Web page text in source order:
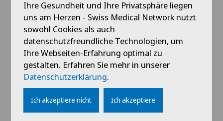
Hüftchirurgie
Hüftimpingement
Hüftprothese
Kalkschulter
Kniearthrose (Gonarthrose)
Profil ansehen
Ihre Gesundheit und Ihre Privatsphäre liegen
uns am Herzen - Swiss Medical Network nutzt
sowohl Cookies als auch
datenschutzfreundliche Technologien, um
Ihre Webseiten-Erfahrung optimal zu
gestalten. Erfahren Sie mehr in unserer
Datenschutzerklärung.
Ich akzeptiere nicht Ich akzeptiere